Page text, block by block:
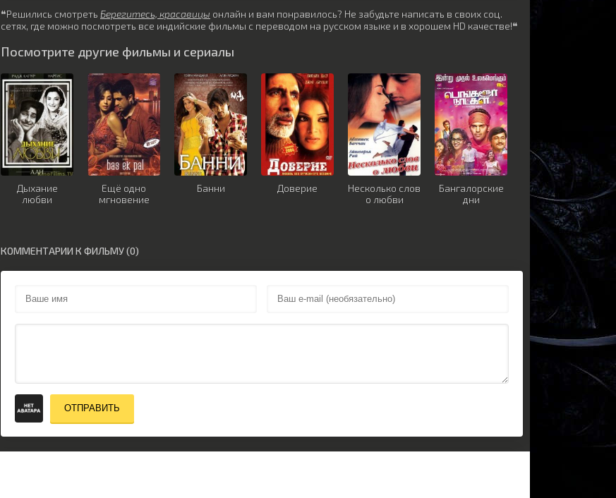
❝Решились смотреть Берегитесь, красавицы онлайн и вам понравилось? Не забудьте написать в своих соц.
сетях, где можно посмотреть все индийские фильмы с переводом на русском языке и в хорошем HD качестве!❝
Посмотрите другие фильмы и сериалы
Дыхание
любви
Ещё одно
мгновение
Банни Доверие
Несколько слов
о любви
Бангалорские
дни
КОММЕНТАРИИ К ФИЛЬМУ (0)
ОТПРАВИТЬ